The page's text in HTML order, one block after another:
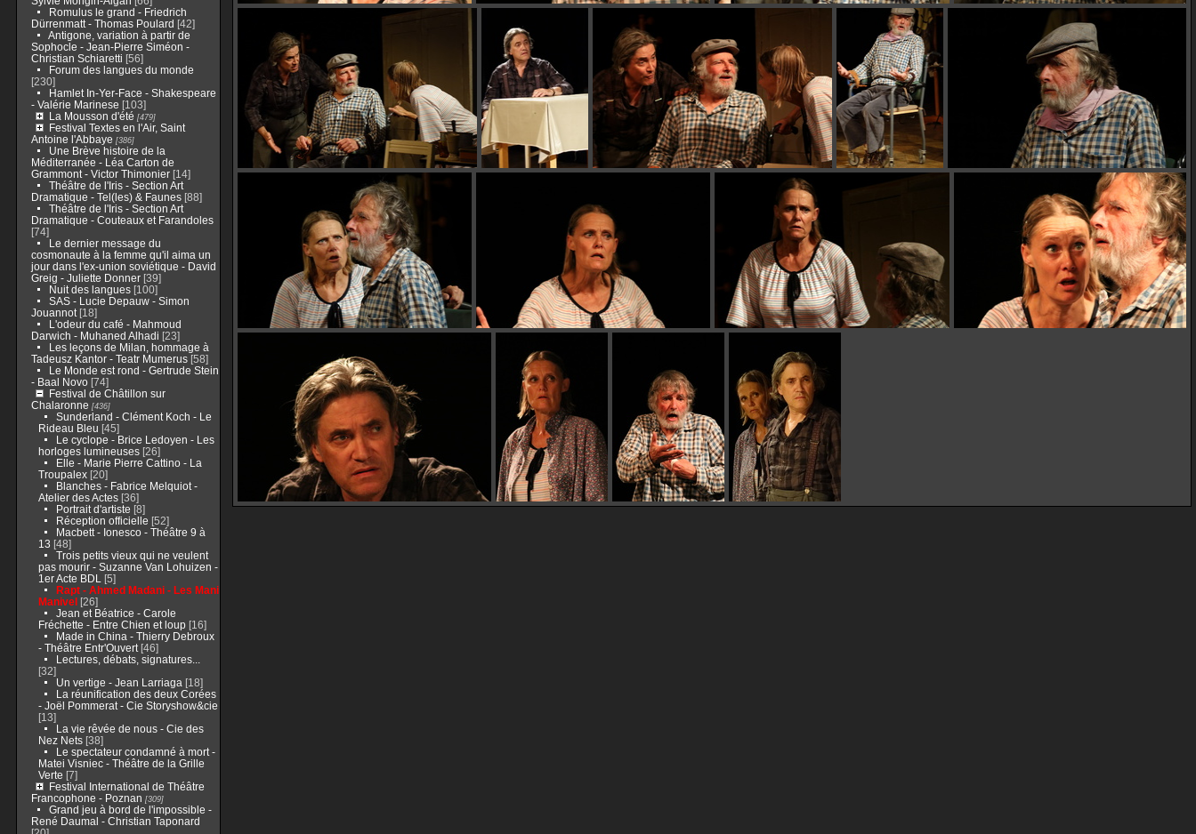
Romulus le grand - Friedrich
Dürrenmatt - Thomas Poulard [42]
Antigone, variation à partir de
Sophocle - Jean-Pierre Siméon -
Christian Schiaretti [56]
Forum des langues du monde
[230]
Hamlet In-Yer-Face - Shakespeare
- Valérie Marinese [103]
La Mousson d'été [479]
Festival Textes en l'Air, Saint
Antoine l'Abbaye [386]
Une Brève histoire de la
Méditerranée - Léa Carton de
Grammont - Victor Thimonier[14]
Théâtre de l'Iris - Section Art
Dramatique - Tel(les) & Faunes[88]
Théâtre de l'Iris - Section Art
Dramatique - Couteaux et Farandoles
[74]
Le dernier message du
cosmonaute à la femme qu'il aima un
jour dans l'ex-union soviétique - David
Greig - Juliette Donner[39]
Nuit des langues[100]
SAS - Lucie Depauw - Simon
Jouannot[18]
L'odeur du café - Mahmoud
Darwich - Muhaned Alhadi [23]
Les leçons de Milan, hommage à
Tadeusz Kantor - Teatr Mumerus[58]
Le Monde est rond - Gertrude Stein
- Baal Novo[74]
Festival de Châtillon sur
Chalaronne [436]
Sunderland - Clément Koch - Le
Rideau Bleu [45]
Le cyclope - Brice Ledoyen - Les
horloges lumineuses[26]
Elle - Marie Pierre Cattino - La
Troupalex[20]
Blanches - Fabrice Melquiot -
Atelier des Actes[36]
Portrait d'artiste [8]
Réception officielle [52]
Macbett - Ionesco - Théâtre 9 à
13 [48]
Trois petits vieux qui ne veulent
pas mourir - Suzanne Van Lohuizen -
1er Acte BDL
[5]
Rapt - Ahmed Madani - Les Mani
Manivel[26]
Jean et Béatrice - Carole
Fréchette - Entre Chien et loup[16]
Made in China - Thierry Debroux
- Théâtre Entr'Ouvert[46]
Lectures, débats, signatures...
[32]
Un vertige - Jean Larriaga [18]
La réunification des deux Corées
- Joël Pommerat - Cie Storyshow&cie
[13]
La vie rêvée de nous - Cie des
Nez Nets[38]
Le spectateur condamné à mort -
Matei Visniec - Théâtre de la Grille
Verte [7]
Festival International de Théâtre
Francophone - Poznan [309]
Grand jeu à bord de l'impossible -
René Daumal - Christian Taponard